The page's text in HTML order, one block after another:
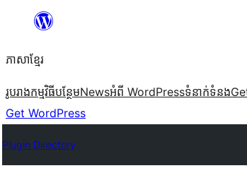
content
ភាសា​ខ្មែរ
រូបរាងកម្មវិធីបន្ថែមNewsអំពី WordPressទំនាក់​ទំនង
Get WordPress
Plugin Directory